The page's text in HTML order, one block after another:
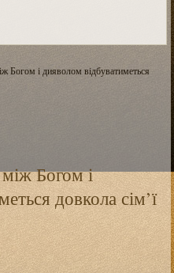
Богом і дияволом відбуватиметься
Богом і
довкола сім’ї